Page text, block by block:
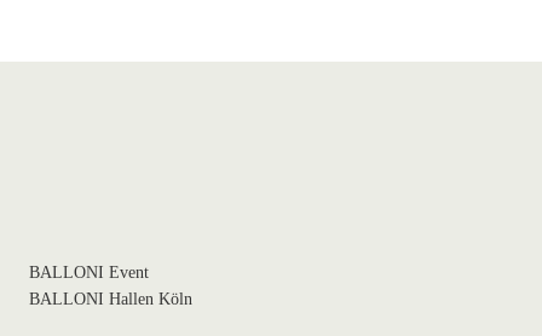
BALLONI Event
BALLONI Hallen Köln